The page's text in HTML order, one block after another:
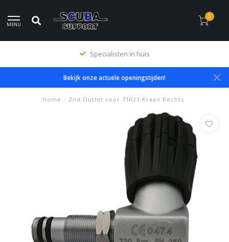
MENU
0
Specialisten in huis
Bekijk onze actuele openingstijden!
Home / 2nd Outlet voor 71021 Kraan Rechts